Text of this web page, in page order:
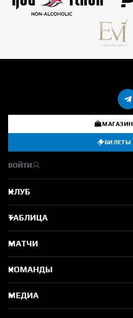
МАГАЗИН
БИЛЕТЫ
ВОЙТИ
КЛУБ
ТАБЛИЦА
МАТЧИ
КОМАНДЫ
МЕДИА